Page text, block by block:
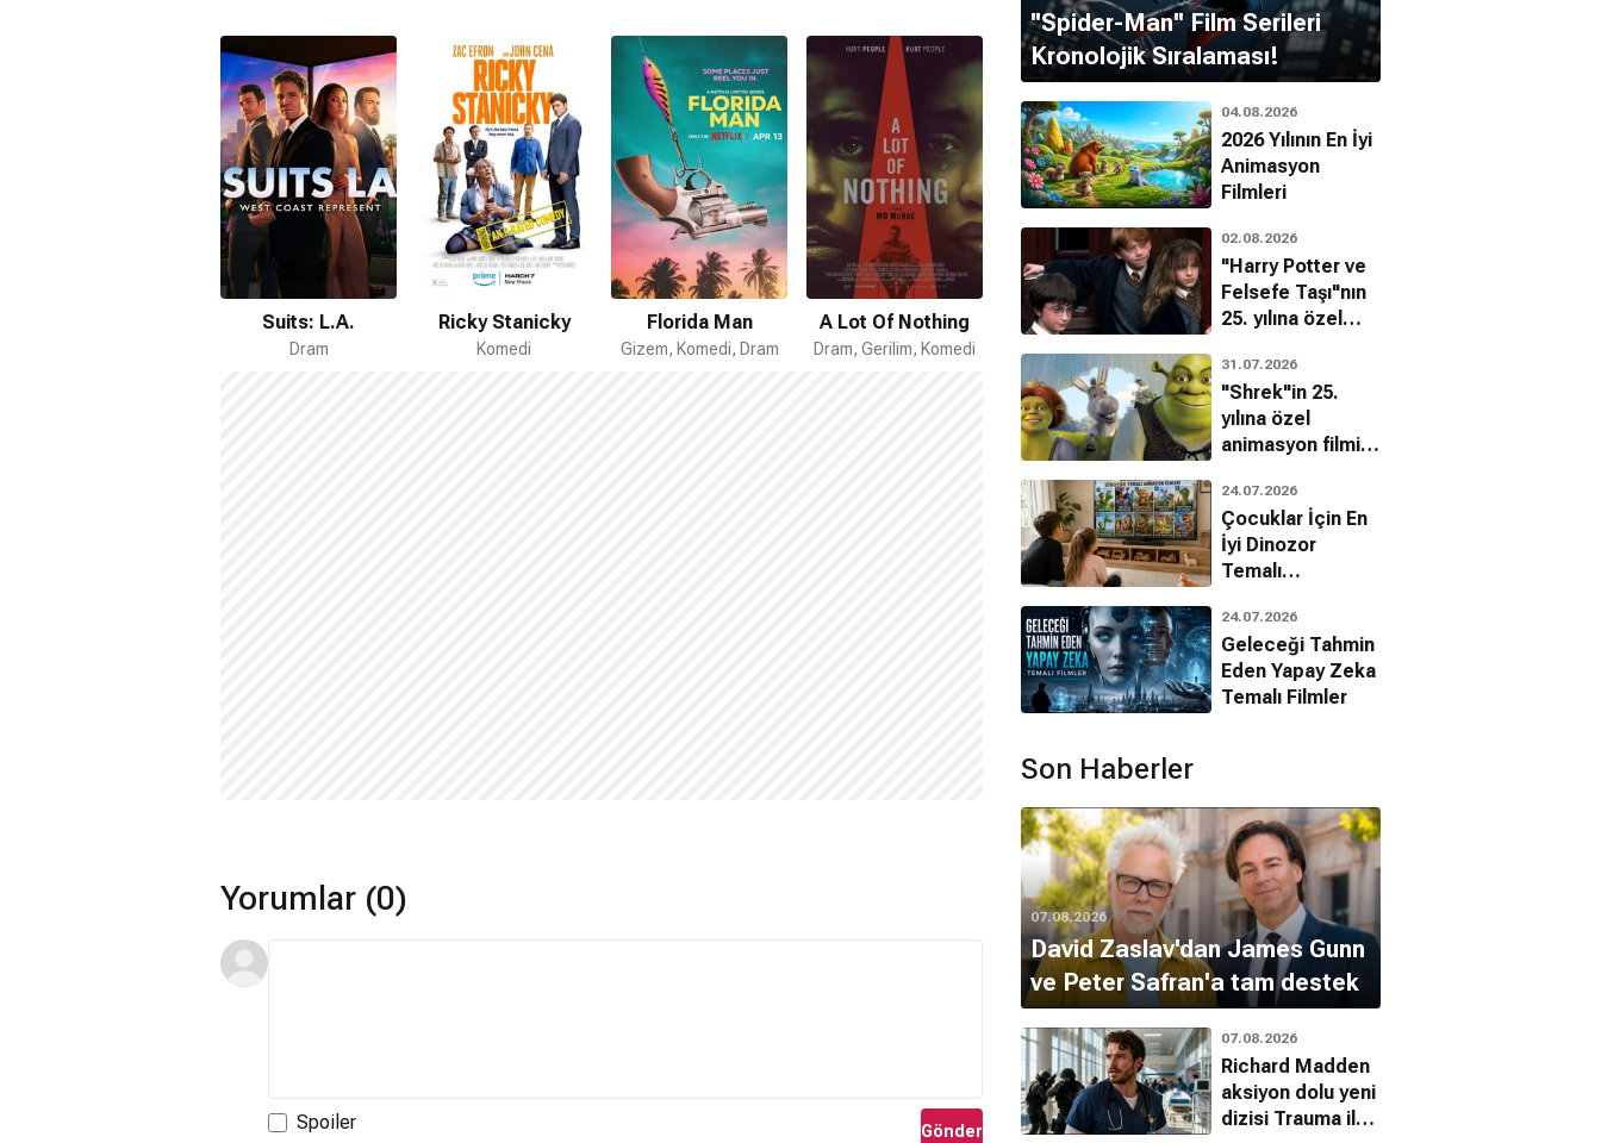
Suits: L.A.
Dram
Ricky Stanicky
Komedi
Florida Man
Gizem, Komedi, Dram
A Lot Of Nothing
Dram, Gerilim, Komedi
Yorumlar (0)
Spoiler Gönder
''Spider-Man'' Film Serileri
Kronolojik Sıralaması!
04.08.2026
2026 Yılının En İyi
Animasyon
Filmleri
02.08.2026
"Harry Potter ve
Felsefe Taşı"nın
25. yılına özel
bilinmeyenleri!
31.07.2026
"Shrek"in 25.
yılına özel
animasyon filmin
24.07.2026
Çocuklar İçin En
İyi Dinozor
Temalı
Filmleri
24.07.2026
Geleceği Tahmin
Eden Yapay Zeka
Temalı Filmler
Son Haberler
07.08.2026
David Zaslav'dan James Gunn
ve Peter Safran'a tam destek
07.08.2026
Richard Madden
aksiyon dolu yeni
dizisi Trauma ile